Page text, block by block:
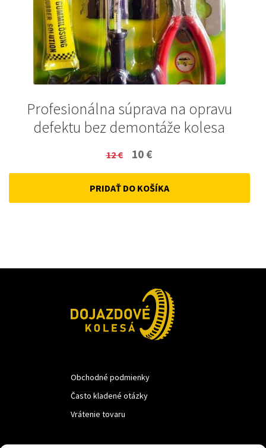
Profesionálna súprava na opravu
defektu bez demontáže kolesa
12€
Original
price
was:
10 €
price
is:
PRIDAŤ DO KOŠÍKA
Obchodné podmienky
Často kladené otázky
Vrátenie tovaru